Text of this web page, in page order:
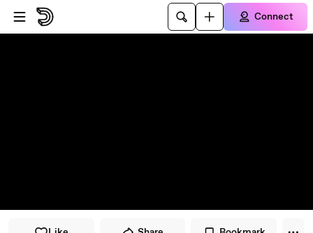
Skip to player
Skip to main content
Connect